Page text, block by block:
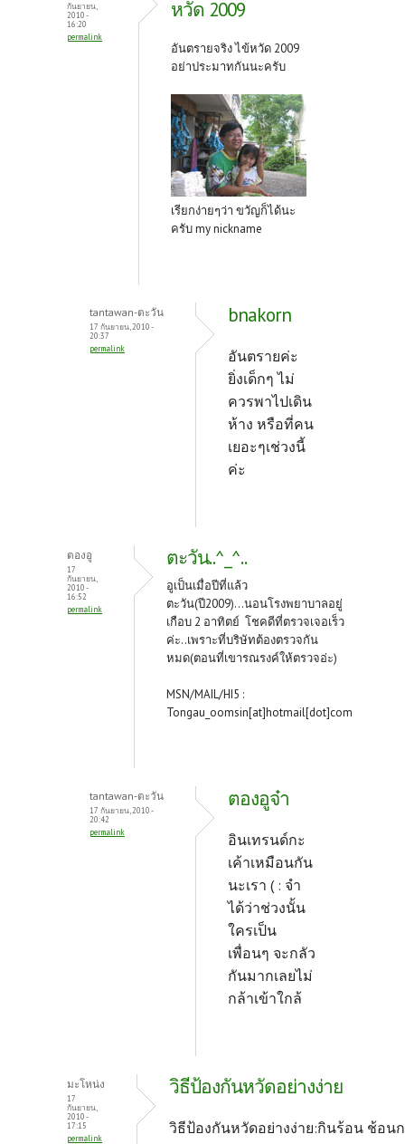
กันยายน,
2010 -
16:20
permalink
หวัด 2009
อันตรายจริง ไข้หวัด 2009
อย่าประมาทกันนะครับ
เรียกง่ายๆว่า ขวัญก็ได้นะ
ครับ my nickname
tantawan-ตะวัน
17 กันยายน, 2010 -
20:37
permalink
bnakorn
อันตรายค่ะ
ยิ่งเด็กๆ ไม่
ควรพาไปเดิน
ห้าง หรือที่คน
เยอะๆเช่วงนี้
ค่ะ
ตองอู
17
กันยายน,
2010 -
16:52
permalink
ตะวัน..^_^..
อูเป็นเมื่อปีที่แล้ว
ตะวัน(ปี2009)...นอนโรงพยาบาลอยู่
เกือบ 2 อาทิตย์ โชคดีที่ตรวจเจอเร็ว
ค่ะ..เพราะที่บริษัทต้องตรวจกัน
หมด(ตอนที่เขารณรงค์ให้ตรวจอ่ะ)
MSN/MAIL/HI5 :
Tongau_oomsin[at]hotmail[dot]com
tantawan-ตะวัน
17 กันยายน, 2010 -
20:42
permalink
ตองอูจ๋า
อินเทรนด์กะ
เค้าเหมือนกัน
นะเรา ( : จำ
ได้ว่าช่วงนั้น
ใครเป็น
เพื่อนๆ จะกลัว
กันมากเลยไม่
กล้าเข้าใกล้
มะโหน่ง
17
กันยายน,
2010 -
17:15
permalink
วิธีป้องกันหวัดอย่างง่าย
วิธีป้องกันหวัดอย่างง่าย:กินร้อน ช้อน